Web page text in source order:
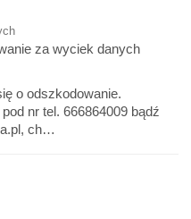
za wyciek danych
o odszkodowanie.
nr tel. 666864009 bądź
ch…